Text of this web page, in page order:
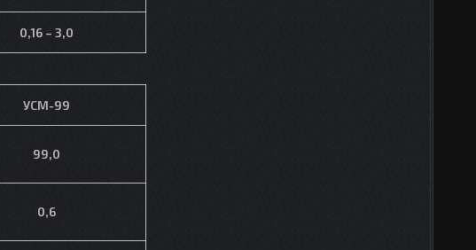
0,16 – 3,0
УСМ-99
99,0
0,6